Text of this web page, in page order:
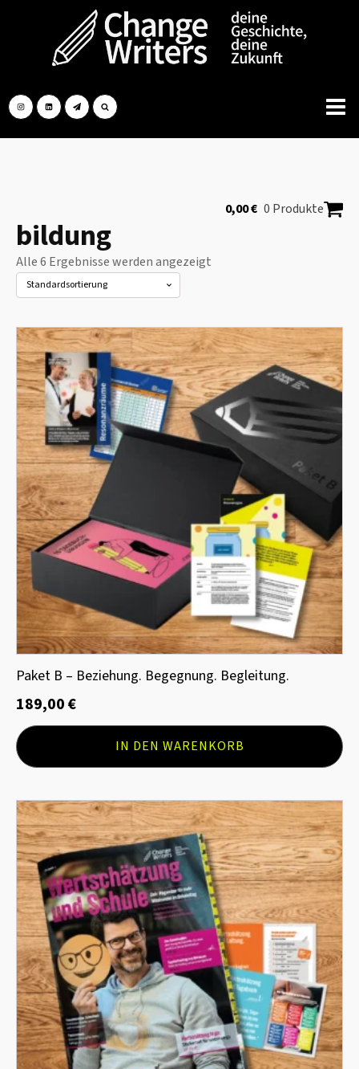
0,00€ 0 Produkte
bildung
Alle 6 Ergebnisse werden angezeigt
Paket B – Beziehung. Begegnung. Begleitung.
189,00€
IN DEN WARENKORB